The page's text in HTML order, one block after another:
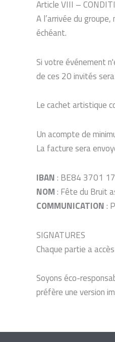
Article VIII –
A l’arrivée du
échéant.
Si votre événement
de ces 20 invités
Le cachet artistique
Un acompte de
La facture sera
IBAN: BE84 3701
NOM: Fête du Bruit
COMMUNICATION:
SIGNATURES
Chaque partie a
Soyons éco-
préfère une version